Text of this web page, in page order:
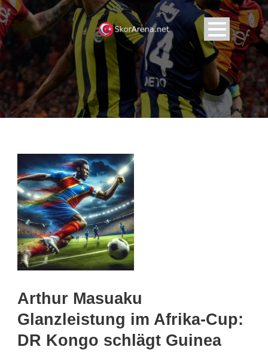
Arthur Masuaku
Glanzleistung im Afrika-Cup:
DR Kongo schlägt Guinea